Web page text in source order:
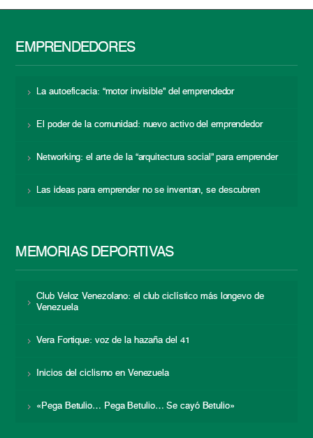
EMPRENDEDORES
La autoeficacia: “motor invisible” del emprendedor
El poder de la comunidad: nuevo activo del emprendedor
Networking: el arte de la “arquitectura social” para emprender
Las ideas para emprender no se inventan, se descubren
MEMORIAS DEPORTIVAS
Club Veloz Venezolano: el club ciclístico más longevo de
Venezuela
Vera Fortique: voz de la hazaña del 41
Inicios del ciclismo en Venezuela
«Pega Betulio… Pega Betulio… Se cayó Betulio»